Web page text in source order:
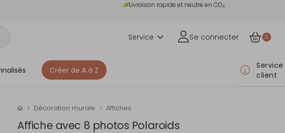
Livraison rapide et neutre en CO₂
Service Se connecter 0
Créer de A à Z
Service
client
Décoration murale Affiches
Affiche avec 8 photos Polaroids